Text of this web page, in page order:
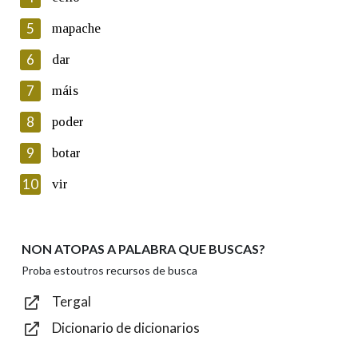
Lin e acepto as condicións da política de
Introduce o código que aparece na imaxe:
Texto de verificación
Enviar
5 mapache
6 dar
7 máis
8 poder
9 botar
10 vir
NON ATOPAS A PALABRA QUE BUSCAS?
Proba estoutros recursos de busca
Tergal
Dicionario de dicionarios